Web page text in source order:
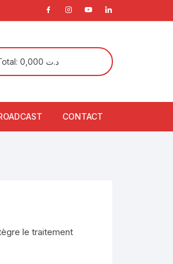
د.ت
CONTACT
le traitement